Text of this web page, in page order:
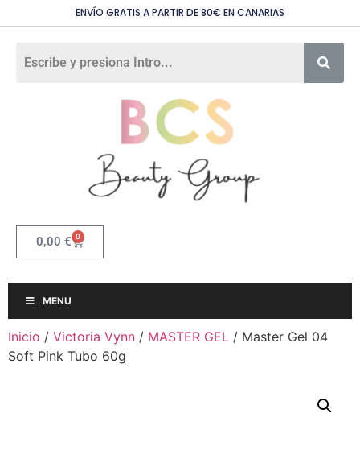
ENVÍO GRATIS A PARTIR DE 80€ EN CANARIAS
0,00 € 0
MENU
Inicio / Victoria Vynn / MASTER GEL / Master Gel 04
Soft Pink Tubo 60g